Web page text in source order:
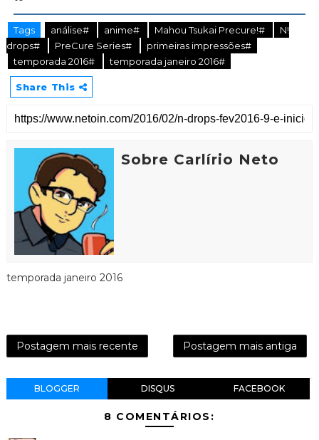
Tags análise# anime# Mahou Tsukai Precure!#
N!
drops#
PreCure Series#
primeiras impressões#
temporada 2016#
temporada janeiro 2016#
Share This
Sobre Carlírio Neto
temporada janeiro 2016
Postagem mais recente Postagem mais antiga
BLOGGER DISQUS FACEBOOK
8 COMENTÁRIOS: